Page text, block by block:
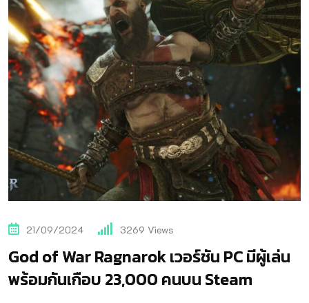
21/09/2024 3269 Views
God of War Ragnarok เวอร์ชัน PC มีผู้เล่น
พร้อมกันเกือบ 23,000 คนบน Steam